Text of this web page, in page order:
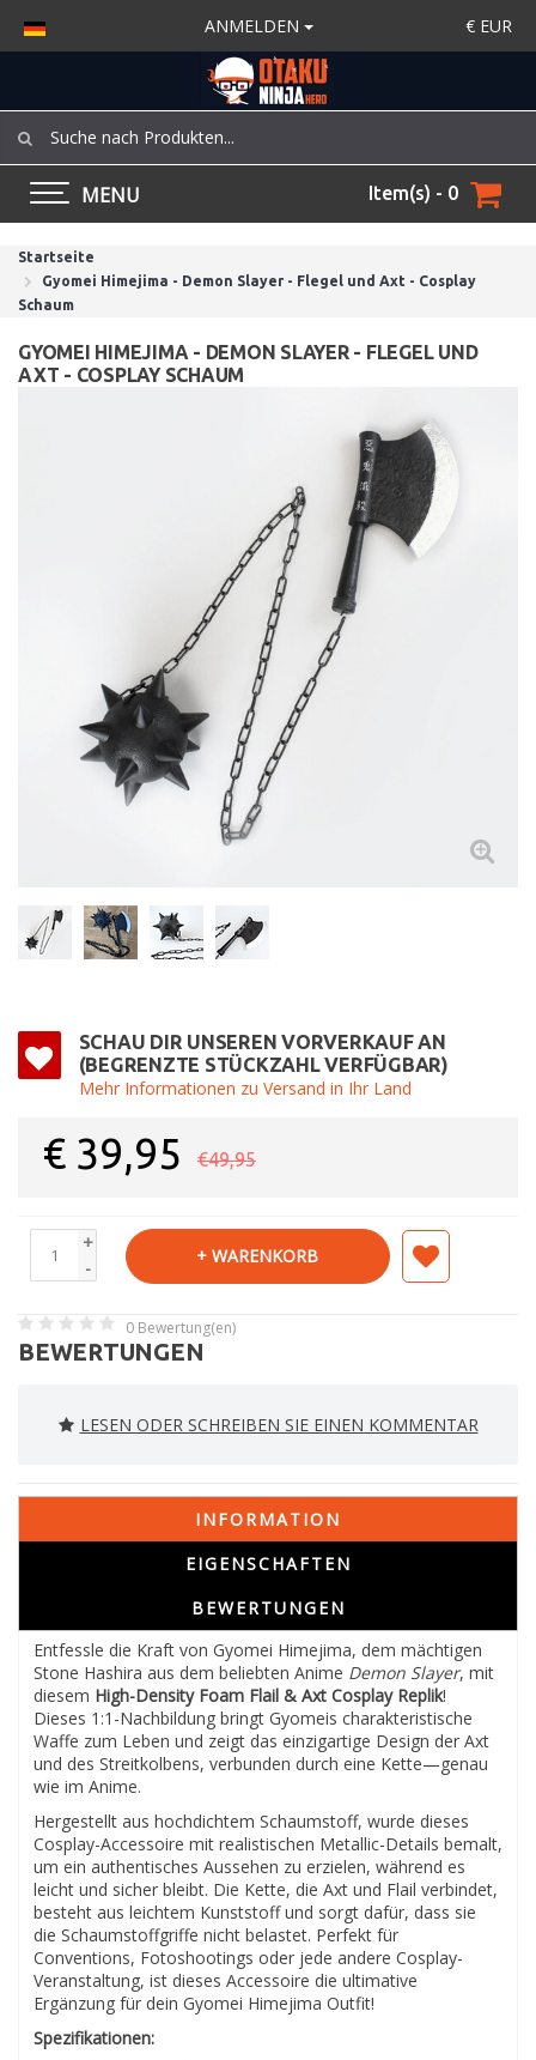
ANMELDEN € EUR
MENU Item(s) - 0
Startseite
Gyomei Himejima - Demon Slayer - Flegel und Axt - Cosplay
Schaum
GYOMEI HIMEJIMA - DEMON SLAYER - FLEGEL UND
AXT - COSPLAY SCHAUM
SCHAU DIR UNSEREN VORVERKAUF AN
(BEGRENZTE STÜCKZAHL VERFÜGBAR)
Mehr Informationen zu Versand in Ihr Land
€ 39,95 €49,95
+
-
+ WARENKORB
0 Bewertung(en)
BEWERTUNGEN
LESEN ODER SCHREIBEN SIE EINEN KOMMENTAR
INFORMATION
EIGENSCHAFTEN
BEWERTUNGEN
Entfessle die Kraft von Gyomei Himejima, dem mächtigen
Stone Hashira aus dem beliebten Anime Demon Slayer, mit
diesem High-Density Foam Flail & Axt Cosplay Replik!
Dieses 1:1-Nachbildung bringt Gyomeis charakteristische
Waffe zum Leben und zeigt das einzigartige Design der Axt
und des Streitkolbens, verbunden durch eine Kette—genau
wie im Anime.
Hergestellt aus hochdichtem Schaumstoff, wurde dieses
Cosplay-Accessoire mit realistischen Metallic-Details bemalt,
um ein authentisches Aussehen zu erzielen, während es
leicht und sicher bleibt. Die Kette, die Axt und Flail verbindet,
besteht aus leichtem Kunststoff und sorgt dafür, dass sie
die Schaumstoffgriffe nicht belastet. Perfekt für
Conventions, Fotoshootings oder jede andere Cosplay-
Veranstaltung, ist dieses Accessoire die ultimative
Ergänzung für dein Gyomei Himejima Outfit!
Spezifikationen: